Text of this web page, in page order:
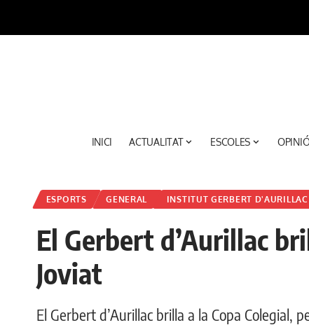
INICI ACTUALITAT ESCOLES
ESPORTS GENERAL INSTITUT GERBERT D'AURILLAC
El Gerbert d’Aurillac
Joviat
El Gerbert d’Aurillac brilla a la Copa Colegial,